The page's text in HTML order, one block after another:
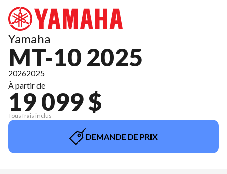
Yamaha
MT-10 2025
20262025
À partir de
19 099 $
Tous frais inclus
DEMANDE DE PRIX